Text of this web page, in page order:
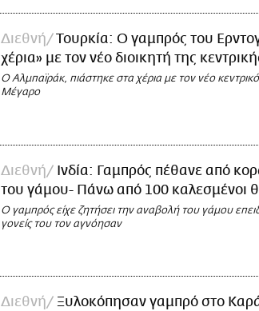
Διεθνή
Τουρκία: Ο γαμπρός του
χέρια» με τον νέο διοικητή της
Ο Αλμπαϊράκ, πιάστηκε στα χέρια με τον νέο
Μέγαρο
Διεθνή
Ινδία: Γαμπρός πέθανε από
του γάμου- Πάνω από 100 καλεσμένοι
Ο γαμπρός είχε ζητήσει την αναβολή του γάμου
γονείς του τον αγνόησαν
Διεθνή
Ξυλοκόπησαν γαμπρό στο